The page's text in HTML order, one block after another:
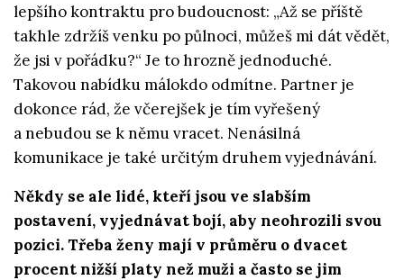
lepšího kontraktu pro budoucnost: „Až se příště
takhle zdržíš venku po půlnoci, můžeš mi dát vědět,
že jsi v pořádku?“ Je to hrozně jednoduché.
Takovou nabídku málokdo odmítne. Partner je
dokonce rád, že včerejšek je tím vyřešený
a nebudou se k němu vracet. Nenásilná
komunikace je také určitým druhem vyjednávání.
Někdy se ale lidé, kteří jsou ve slabším
postavení, vyjednávat bojí, aby neohrozili svou
pozici. Třeba ženy mají v průměru o dvacet
procent nižší platy než muži a často se jim